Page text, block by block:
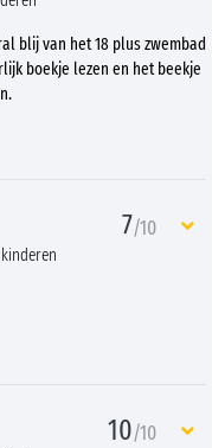
blij van het 18 plus zwembad
boekje lezen en het beekje
7/10
10/10